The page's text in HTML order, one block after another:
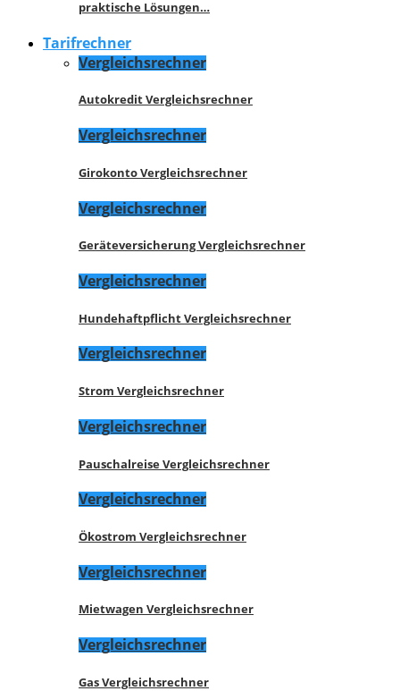
praktische Lösungen…
Tarifrechner
Vergleichsrechner
Autokredit Vergleichsrechner
Vergleichsrechner
Girokonto Vergleichsrechner
Vergleichsrechner
Geräteversicherung Vergleichsrechner
Vergleichsrechner
Hundehaftpflicht Vergleichsrechner
Vergleichsrechner
Strom Vergleichsrechner
Vergleichsrechner
Pauschalreise Vergleichsrechner
Vergleichsrechner
Ökostrom Vergleichsrechner
Vergleichsrechner
Mietwagen Vergleichsrechner
Vergleichsrechner
Gas Vergleichsrechner